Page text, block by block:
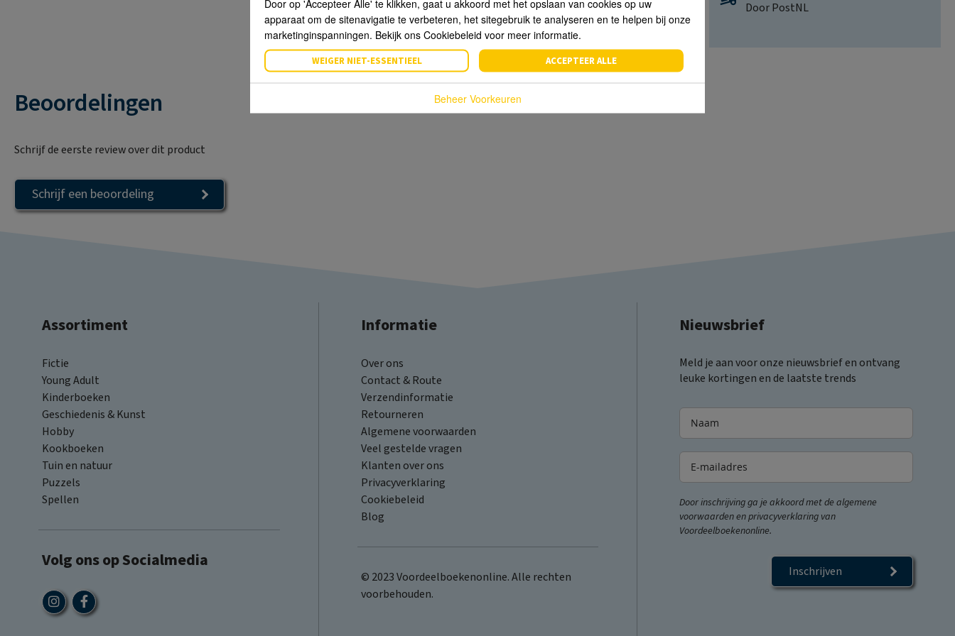
Door PostNL
Beoordelingen
Schrijf de eerste review over dit product
Schrijf een beoordeling
Assortiment
Fictie
Young Adult
Kinderboeken
Geschiedenis & Kunst
Hobby
Kookboeken
Tuin en natuur
Puzzels
Spellen
Volg ons op Socialmedia
Informatie
Over ons
Contact & Route
Verzendinformatie
Retourneren
Algemene voorwaarden
Veel gestelde vragen
Klanten over ons
Privacyverklaring
Cookiebeleid
Blog
© 2023 Voordeelboekenonline. Alle rechten
voorbehouden.
Nieuwsbrief
Meld je aan voor onze nieuwsbrief en ontvang
leuke kortingen en de laatste trends
Door inschrijving ga je akkoord met de algemene
voorwaarden en privacyverklaring van
Voordeelboekenonline.
Inschrijven
Door op 'Accepteer Alle' te klikken, gaat u akkoord met het opslaan van cookies op uw
apparaat om de sitenavigatie te verbeteren, het sitegebruik te analyseren en te helpen bij onze
marketinginspanningen. Bekijk ons Cookiebeleid voor meer informatie.
WEIGER NIET-ESSENTIEEL ACCEPTEER ALLE
Beheer Voorkeuren